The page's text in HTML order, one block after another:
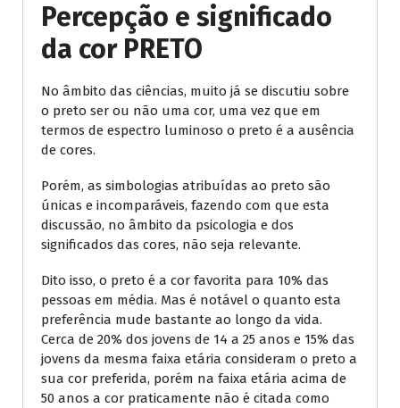
Percepção e significado
da cor PRETO
No âmbito das ciências, muito já se discutiu sobre
o preto ser ou não uma cor, uma vez que em
termos de espectro luminoso o preto é a ausência
de cores.
Porém, as simbologias atribuídas ao preto são
únicas e incomparáveis, fazendo com que esta
discussão, no âmbito da psicologia e dos
significados das cores, não seja relevante.
Dito isso, o preto é a cor favorita para 10% das
pessoas em média. Mas é notável o quanto esta
preferência mude bastante ao longo da vida.
Cerca de 20% dos jovens de 14 a 25 anos e 15% das
jovens da mesma faixa etária consideram o preto a
sua cor preferida, porém na faixa etária acima de
50 anos a cor praticamente não é citada como